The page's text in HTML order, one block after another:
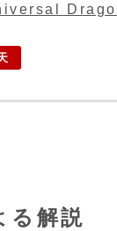
る解説